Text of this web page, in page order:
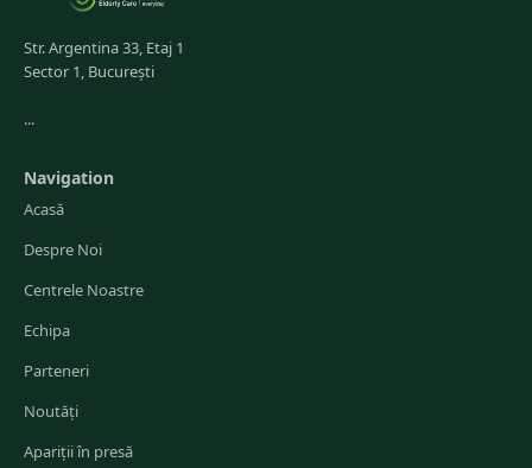
Str. Argentina 33, Etaj 1
Sector 1, București
...
Navigation
Acasă
Despre Noi
Centrele Noastre
Echipa
Parteneri
Noutăți
Apariții în presă